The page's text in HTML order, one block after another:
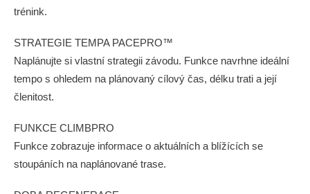
trénink.
STRATEGIE TEMPA PACEPRO™
Naplánujte si vlastní strategii závodu. Funkce navrhne ideální
tempo s ohledem na plánovaný cílový čas, délku trati a její
členitost.
FUNKCE CLIMBPRO
Funkce zobrazuje informace o aktuálních a blížících se
stoupáních na naplánované trase.